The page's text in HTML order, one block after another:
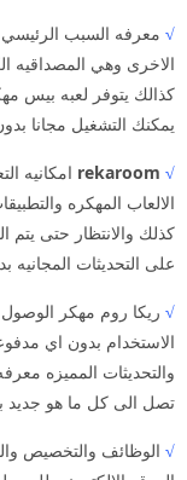
√ معرفه السبب الرئيسي
الاخرى وهي المصداقيه
كذالك يتوفر لعبه بيس
يمكنك التشغيل مجانا
√
rekaroom امكانيه
الالعاب المهكره
على التحديثات المجانيه
√ ريكا روم مهكر
الاستخدام بدون اي
والتحديثات المميزه
تصل الى كل ما هو جديد
√ الوظائف والتخصيص